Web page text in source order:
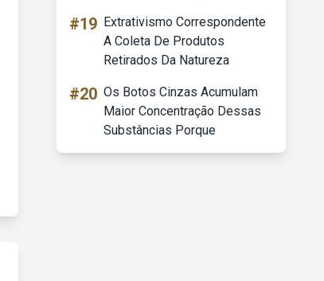
#19 Extrativismo Correspondente
A Coleta De Produtos
Retirados Da Natureza
#20 Os Botos Cinzas Acumulam
Maior Concentração Dessas
Substâncias Porque